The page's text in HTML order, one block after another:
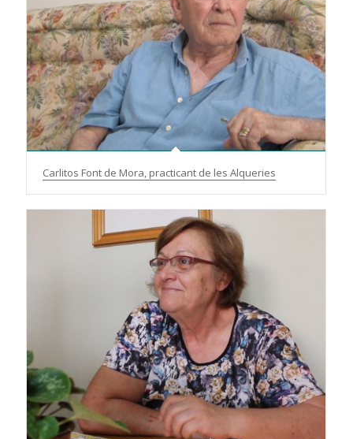
Carlitos Font de Mora, practicant de les Alqueries